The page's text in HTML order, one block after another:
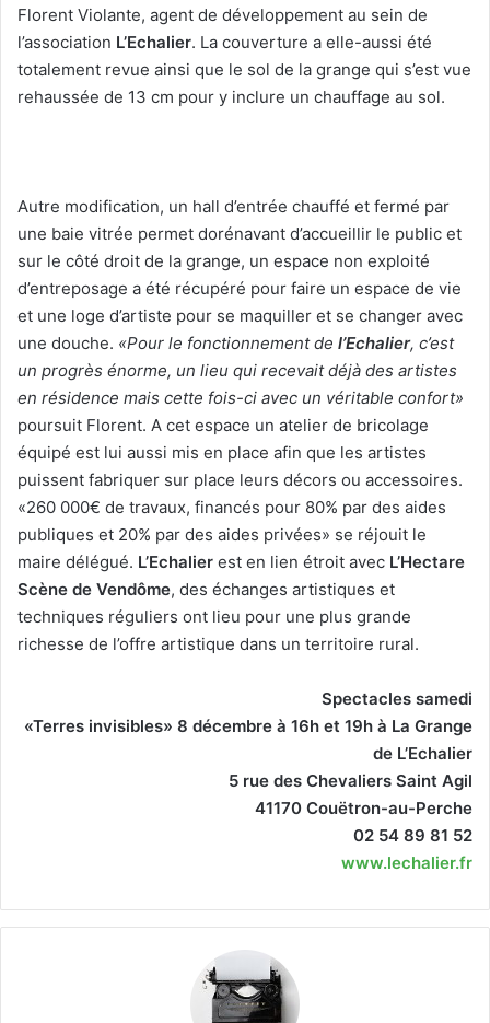
Florent Violante, agent de développement au sein de
l’association L’Echalier. La couverture a elle-aussi été
totalement revue ainsi que le sol de la grange qui s’est vue
rehaussée de 13 cm pour y inclure un chauffage au sol.
Autre modification, un hall d’entrée chauffé et fermé par
une baie vitrée permet dorénavant d’accueillir le public et
sur le côté droit de la grange, un espace non exploité
d’entreposage a été récupéré pour faire un espace de vie
et une loge d’artiste pour se maquiller et se changer avec
une douche. «Pour le fonctionnement de l’Echalier, c’est
un progrès énorme, un lieu qui recevait déjà des artistes
en résidence mais cette fois-ci avec un véritable confort»
poursuit Florent. A cet espace un atelier de bricolage
équipé est lui aussi mis en place afin que les artistes
puissent fabriquer sur place leurs décors ou accessoires.
«260 000€ de travaux, financés pour 80% par des aides
publiques et 20% par des aides privées» se réjouit le
maire délégué. L’Echalier est en lien étroit avec L’Hectare
Scène de Vendôme, des échanges artistiques et
techniques réguliers ont lieu pour une plus grande
richesse de l’offre artistique dans un territoire rural.
Spectacles samedi
«Terres invisibles» 8 décembre à 16h et 19h à La Grange
de L’Echalier
5 rue des Chevaliers Saint Agil
41170 Couëtron-au-Perche
02 54 89 81 52
www.lechalier.fr